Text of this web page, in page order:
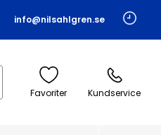
info@nilsahlgren.se
Favoriter Kundservice